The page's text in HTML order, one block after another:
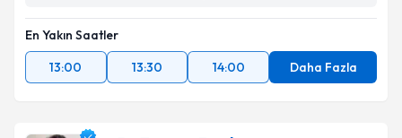
En Yakın Saatler
13:00
13:30 14:00 Daha Fazla